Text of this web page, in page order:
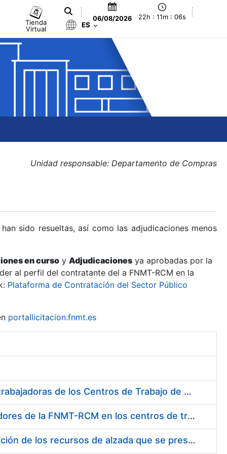
Tienda
Virtual
06/08/2026 22h : 11m : 07s
ES
Unidad responsable: Departamento de Compras
sido resueltas, así como las adjudicaciones menos
en curso y Adjudicaciones ya aprobadas por la
al perfil del contratante del a FNMT-RCM en la
Plataforma de Contratación del Sector Público
portallicitacion.fnmt.es
Suministro de Protectores Auditivos a medida para las personas trabajadoras de los Centros de Trabajo de Madrid y Burgos
Suministro de gafas graduadas antiproyecciones para los trabajadores de la FNMT-RCM en los centros de trabajo de Madrid y Burgos
Servicios de una empresa externa para el asesoramiento y resolución de los recursos de alzada que se presentan relacionados con procesos de selección para la FNMT-RCM